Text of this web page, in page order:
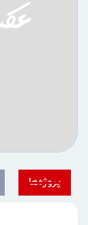
پروژه‌ها